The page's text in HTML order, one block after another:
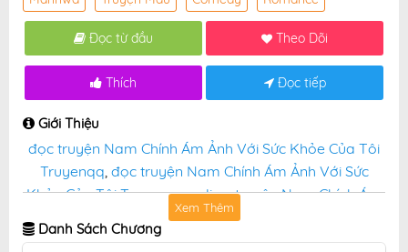
Đọc từ đầu Theo Dõi
Thích Đọc tiếp
Giới Thiệu
đọc truyện Nam Chính Ám Ảnh Với Sức Khỏe Của Tôi
Truyenqq,đọc truyện Nam Chính Ám Ảnh Với Sức
Khỏe Của Tôi Truyenqq online,truyện Nam Chính Ám
Ảnh Với Sức Khỏe Của Tôi tại truyệnqq miễn phí
Xem Thêm
Danh Sách Chương